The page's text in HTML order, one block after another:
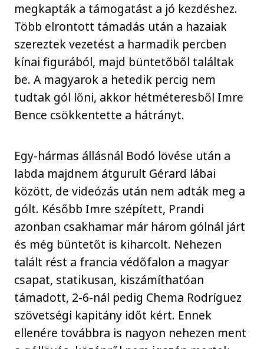
megkapták a támogatást a jó kezdéshez.
Több elrontott támadás után a hazaiak
szereztek vezetést a harmadik percben
kínai figurából, majd büntetőből találtak
be. A magyarok a hetedik percig nem
tudtak gól lőni, akkor hétméteresből Imre
Bence csökkentette a hátrányt.
Egy-hármas állásnál Bodó lövése után a
labda majdnem átgurult Gérard lábai
között, de videózás után nem adták meg a
gólt. Később Imre szépített, Prandi
azonban csakhamar már három gólnál járt
és még büntetőt is kiharcolt. Nehezen
talált rést a francia védőfalon a magyar
csapat, statikusan, kiszámíthatóan
támadott, 2-6-nál pedig Chema Rodríguez
szövetségi kapitány időt kért. Ennek
ellenére továbbra is nagyon nehezen ment